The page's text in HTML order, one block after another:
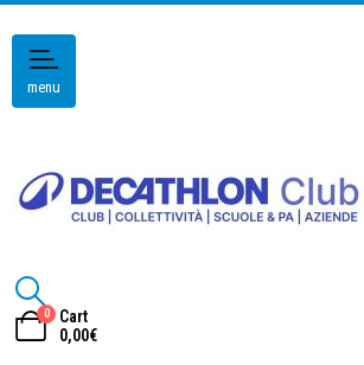
menu
0
Cart
0,00€